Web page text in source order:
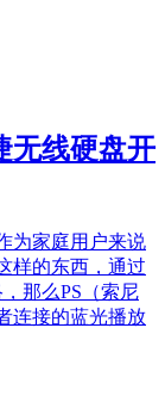
无线硬盘开
为家庭用户来说
样的东西，通过
那么PS（索尼
连接的蓝光播放